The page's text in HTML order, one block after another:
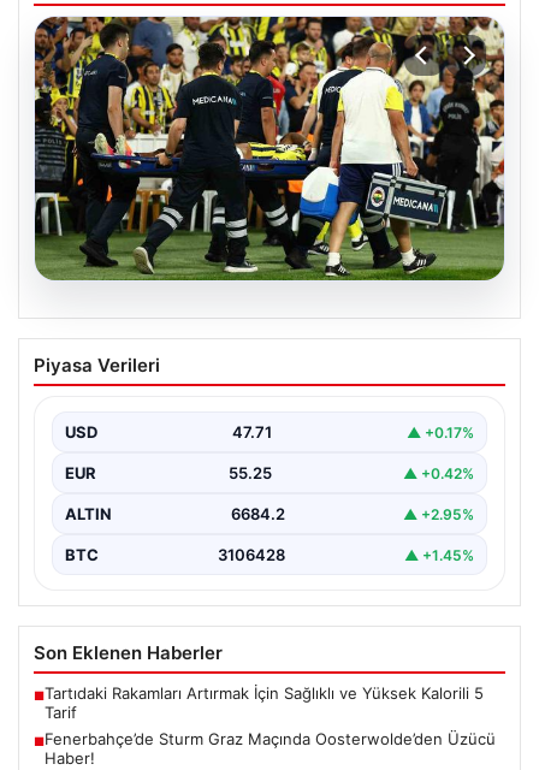
05.08.2026
Fenerbahçe’de Sturm Graz Maçında
Oosterwolde’den Üzücü Haber!
Almanya temsilcisi Sturm Graz'ı evinde ağırladı.
Mücadele…
Piyasa Verileri
USD 47.71 ▲ +0.17%
EUR 55.25 ▲ +0.42%
ALTIN 6684.2 ▲ +2.95%
BTC 3106428 ▲ +1.45%
Son Eklenen Haberler
■Tartıdaki Rakamları Artırmak İçin Sağlıklı ve Yüksek Kalorili 5
Tarif
■Fenerbahçe’de Sturm Graz Maçında Oosterwolde’den Üzücü
Haber!